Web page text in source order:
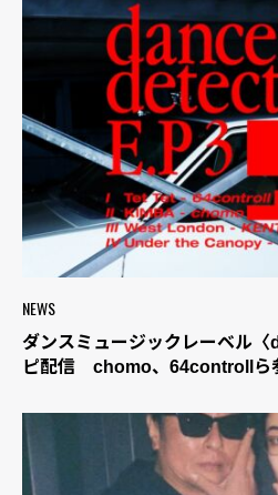
NEWS
ダンスミュージックレーベル
ピ配信 chomo、64controllら